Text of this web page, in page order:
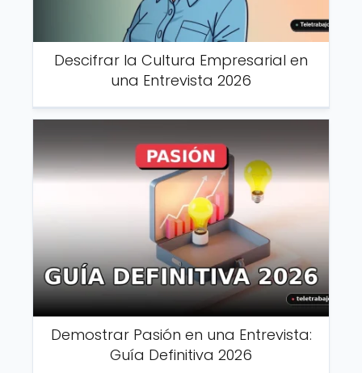
Descifrar la Cultura Empresarial en
una Entrevista 2026
Demostrar Pasión en una Entrevista:
Guía Definitiva 2026